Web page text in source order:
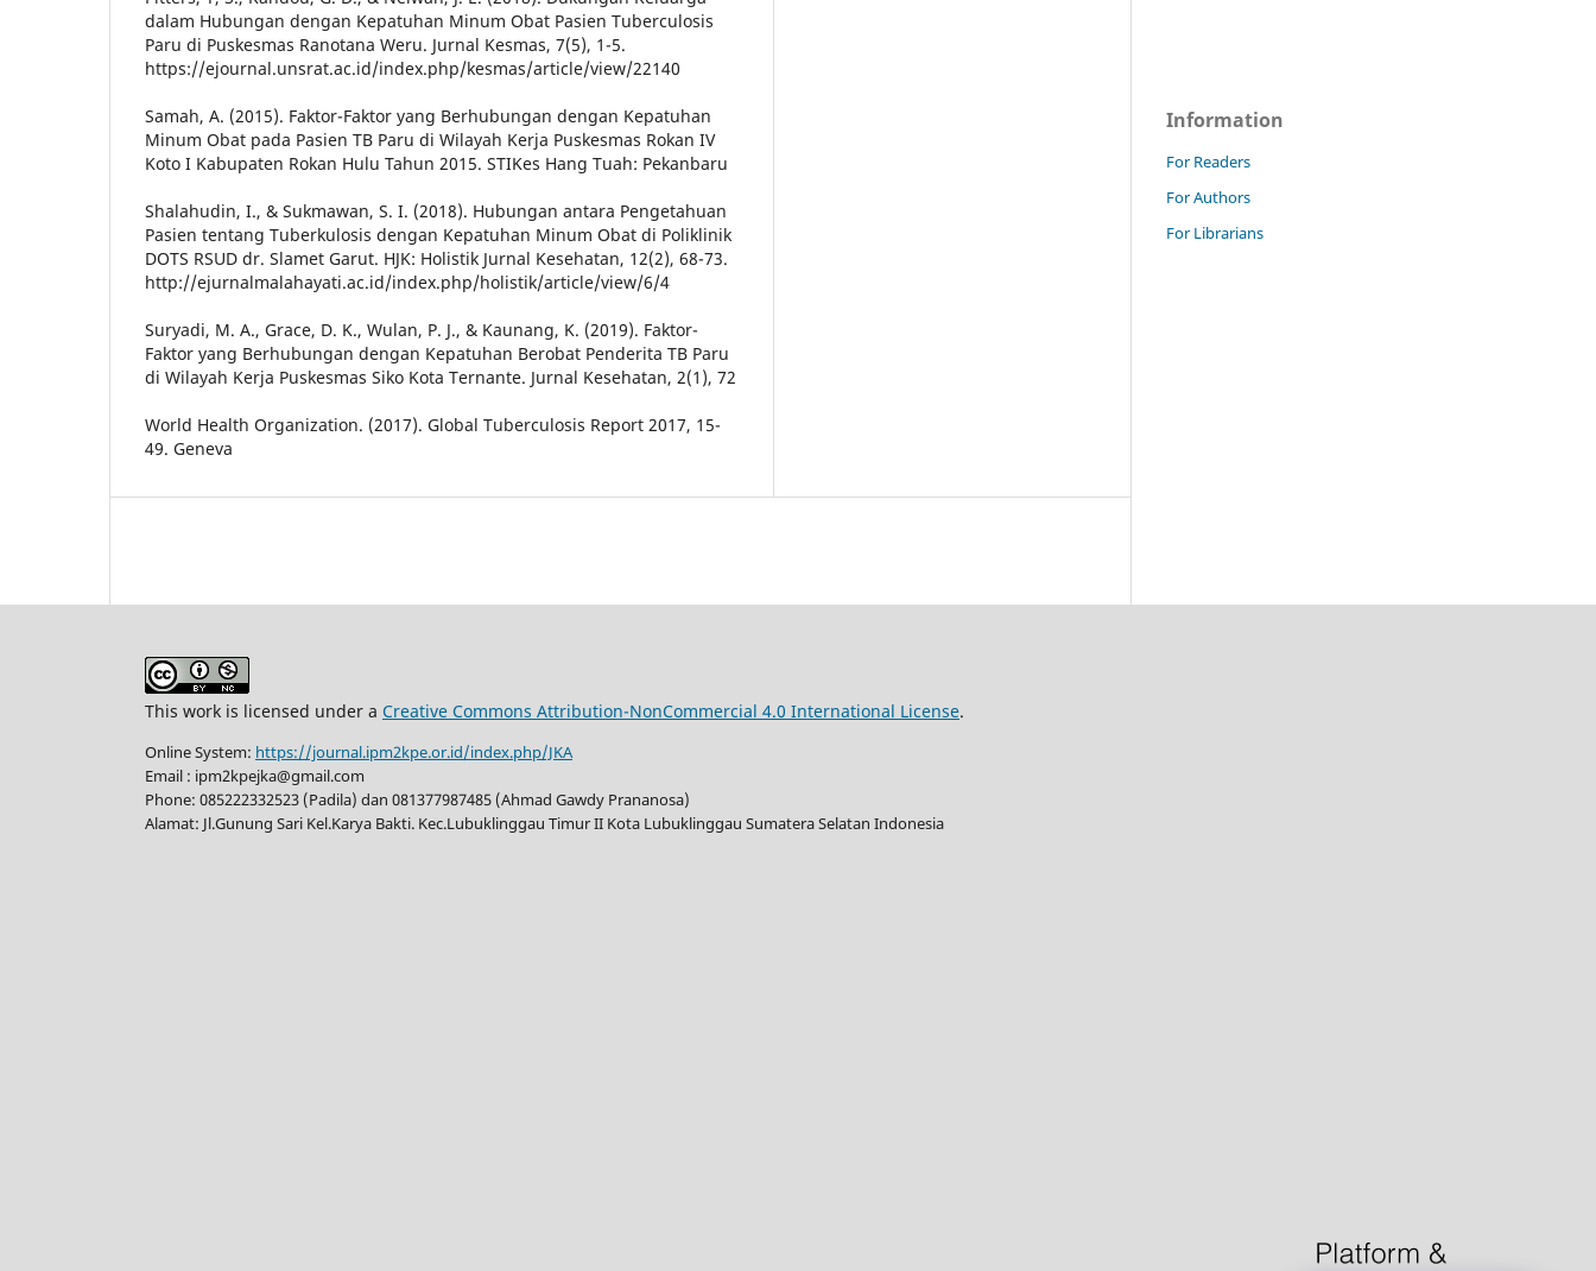
dalam Hubungan dengan Kepatuhan Minum Obat Pasien Tuberculosis
Paru di Puskesmas Ranotana Weru. Jurnal Kesmas, 7(5), 1-5.
https://ejournal.unsrat.ac.id/index.php/kesmas/article/view/22140
Samah, A. (2015). Faktor-Faktor yang Berhubungan dengan Kepatuhan
Minum Obat pada Pasien TB Paru di Wilayah Kerja Puskesmas Rokan IV
Koto I Kabupaten Rokan Hulu Tahun 2015. STIKes Hang Tuah: Pekanbaru
Shalahudin, I., & Sukmawan, S. I. (2018). Hubungan antara Pengetahuan
Pasien tentang Tuberkulosis dengan Kepatuhan Minum Obat di Poliklinik
DOTS RSUD dr. Slamet Garut. HJK: Holistik Jurnal Kesehatan, 12(2), 68-73.
http://ejurnalmalahayati.ac.id/index.php/holistik/article/view/6/4
Suryadi, M. A., Grace, D. K., Wulan, P. J., & Kaunang, K. (2019). Faktor-
Faktor yang Berhubungan dengan Kepatuhan Berobat Penderita TB Paru
di Wilayah Kerja Puskesmas Siko Kota Ternante. Jurnal Kesehatan, 2(1), 72
World Health Organization. (2017). Global Tuberculosis Report 2017, 15-
49. Geneva
Information
For Readers
For Authors
For Librarians
This work is licensed under a Creative Commons Attribution-NonCommercial 4.0 International License.
Online System: https://journal.ipm2kpe.or.id/index.php/JKA
Email : ipm2kpejka@gmail.com
Phone: 085222332523 (Padila) dan 081377987485 (Ahmad Gawdy Prananosa)
Alamat: Jl.Gunung Sari Kel.Karya Bakti. Kec.Lubuklinggau Timur II Kota Lubuklinggau Sumatera Selatan Indonesia